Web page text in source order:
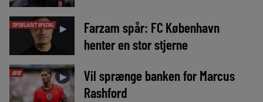
TIPSBLADET SPECIAL ►
Farzam spår: FC København
henter en stor stjerne
AVIS ►
Vil sprænge banken for Marcus
Rashford